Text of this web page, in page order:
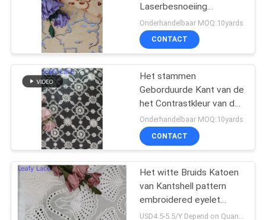
De Stof van het
rekkant
18
Tulle Mesh Fabric
Laserbesnoeiing
Gekamde Katoenen van
de Oogjestof Doek
Onderhandelbaar MOQ:10yards
CONTACT
Het stammen
Geborduurde Kant van de
het Contrastkleur van de
Oogjestof voor Dame
Garment
Onderhandelbaar MOQ:10yards
CONTACT
Het witte Bruids Katoen
van Kantshell pattern
embroidered eyelet
fabric 100%
USD4.5-5.5/Y Depend on Quanity MOQ:10yards